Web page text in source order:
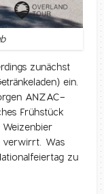
zunächst
ein.
ANZAC-
Frühstück
verwirrt. Was
zu